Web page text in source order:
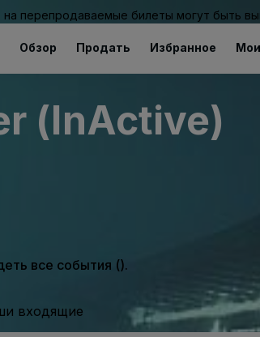
перепродаваемые билеты могут быть
Обзор Продать Избранное
(InActive)
все события ().
входящие